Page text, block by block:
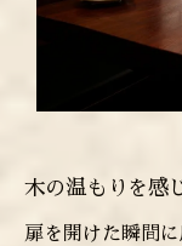
木の温もりを感
扉を開けた瞬間